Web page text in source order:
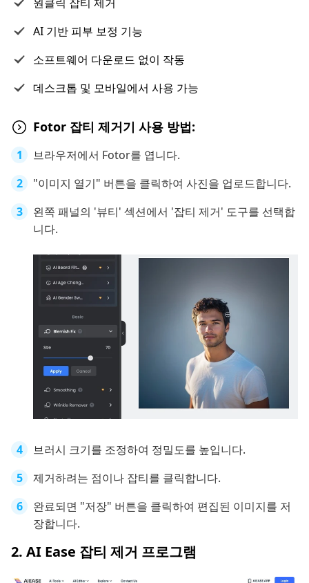
AI 기반 피부 보정 기능
소프트웨어 다운로드 없이 작동
데스크톱 및 모바일에서 사용 가능
Fotor 잡티 제거기 사용 방법:
브라우저에서 Fotor를 엽니다.
"이미지 열기" 버튼을 클릭하여 사진을 업로드합니다.
왼쪽 패널의 '뷰티' 섹션에서 '잡티 제거' 도구를 선택합
니다.
브러시 크기를 조정하여 정밀도를 높입니다.
제거하려는 점이나 잡티를 클릭합니다.
완료되면 "저장" 버튼을 클릭하여 편집된 이미지를 저
장합니다.
2. AI Ease 잡티 제거 프로그램